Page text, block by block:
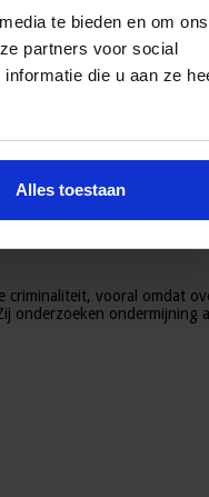
te bieden en om ons
partners voor social
die u aan ze
Alles toestaan
vooral omdat
onderzoeken ondermijning